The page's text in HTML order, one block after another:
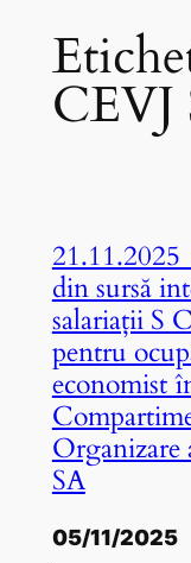
CEVJ
din sursă
salariații S
pentru
economist
Organizare
SA
05/11/2025